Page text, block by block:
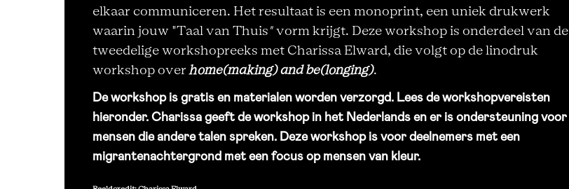
elkaar communiceren. Het resultaat is een monoprint, een uniek drukwerk
waarin jouw "Taal van Thuis " vorm krijgt. Deze workshop is onderdeel van de
tweedelige workshopreeks met Charissa Elward, die volgt op de linodruk
workshop overhome(making) and be(longing).
De workshop is gratis en materialen worden verzorgd. Lees de workshopvereisten
hieronder. Charissa geeft de workshop in het Nederlands en er is ondersteuning voor
mensen die andere talen spreken. Deze workshop is voor deelnemers met een
migrantenachtergrond met een focus op mensen van kleur.